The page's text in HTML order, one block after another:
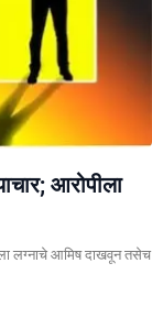
आरोपीला
लग्नाचे आमिष दाखवून तसेच